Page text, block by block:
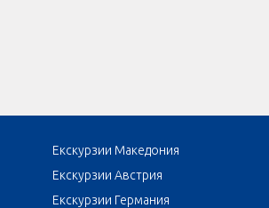
Екскурзии Македония
Екскурзии Австрия
Екскурзии Германия